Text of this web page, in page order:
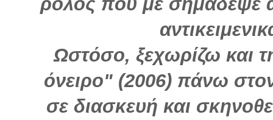
Ωστόσο, ξεχωρίζω και
όνειρο" (2006) πάνω
σε διασκευή και